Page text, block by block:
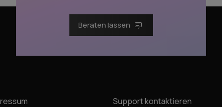
Beraten lassen
Support kontaktieren